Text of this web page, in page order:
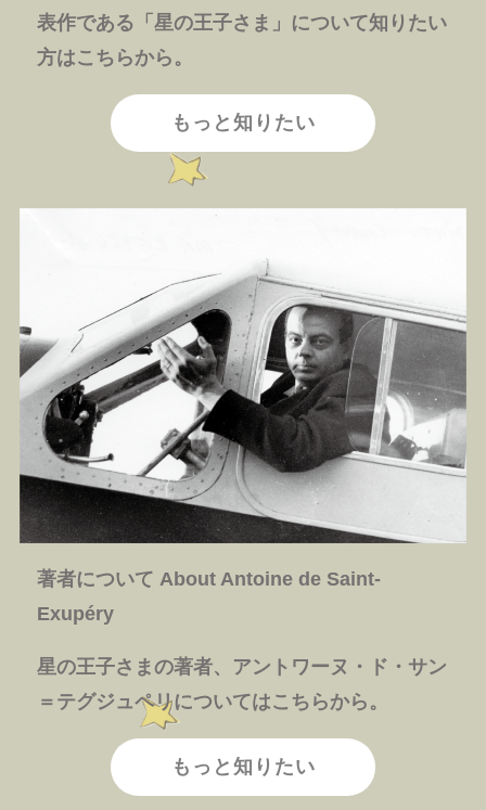
表作である「星の王子さま」について知りたい
方はこちらから。
もっと知りたい
著者について About Antoine de Saint-
Exupéry
星の王子さまの著者、アントワーヌ・ド・サン
＝テグジュペリについてはこちらから。
もっと知りたい